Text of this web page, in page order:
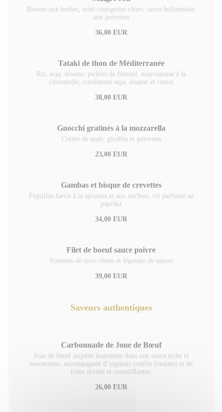
Risotto aux herbes, mini-courgettes rôties, sauce hollandaise
aux poivrons
36,00 EUR
Tataki de thon de Méditerranée
Riz, soja, sésame, pickles de fenouil, mayonnaise à la
citronnelle, condiment soja, sésame et citron
38,00 EUR
Gnocchi gratinés à la mozzarella
Crème de maïs, girolles et poivrons
23,00 EUR
Gambas et bisque de crevettes
Piquillos farcis à la spianata et aux anchois, riz parfumé au
paprika
34,00 EUR
Filet de boeuf sauce poivre
Pommes de terre rôties et légumes de saison
39,00 EUR
Saveurs authentiques
Carbonnade de Joue de Bœuf
Joue de bœuf mijotée lentement dans une sauce riche et
savoureuse, accompagnée d’oignons confits fondants et de
frites dorées et croustillantes.
26,00 EUR